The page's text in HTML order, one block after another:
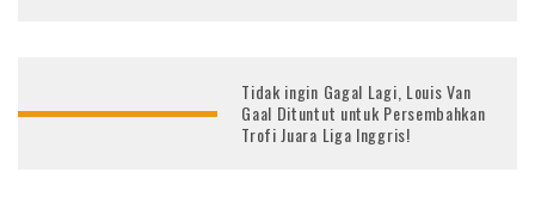
Tidak ingin Gagal Lagi, Louis Van
Gaal Dituntut untuk Persembahkan
Trofi Juara Liga Inggris!